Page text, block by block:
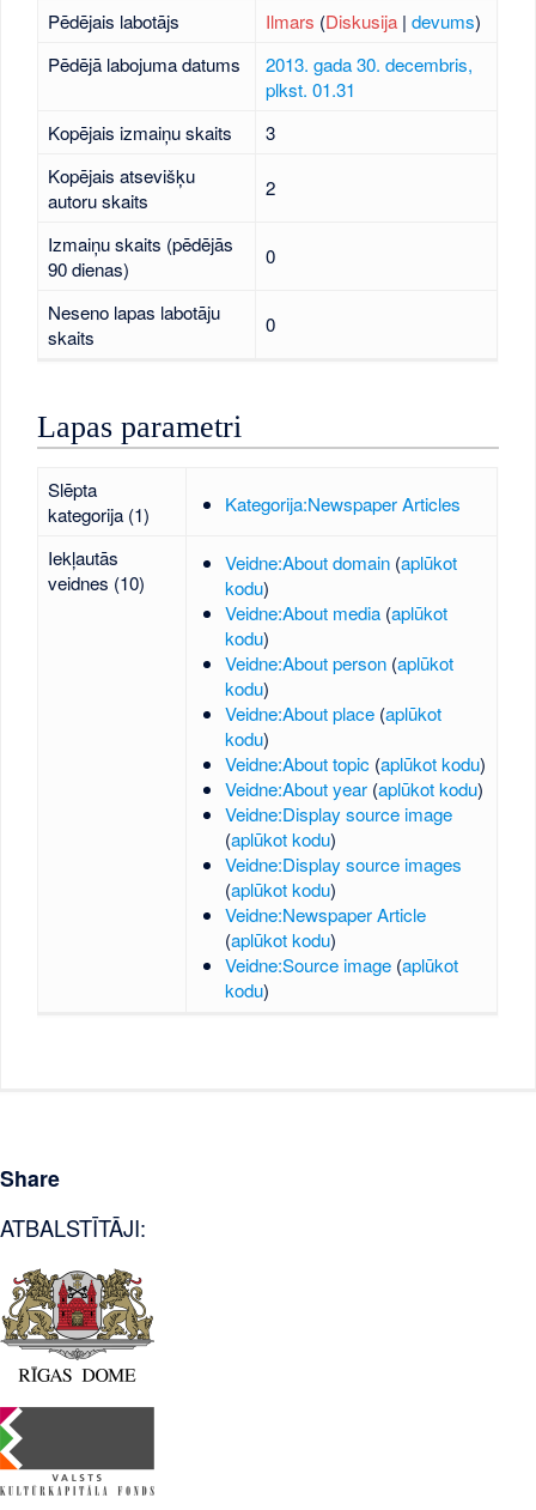
Pēdējais labotājs
Ilmars (Diskusija| devums)
Pēdējā labojuma datums
2013. gada 30. decembris,
plkst. 01.31
Kopējais izmaiņu skaits
3
Kopējais atsevišķu
autoru skaits
2
Izmaiņu skaits (pēdējās
90 dienas)
0
Neseno lapas labotāju
skaits
0
Lapas parametri
Slēpta
kategorija (1)
Kategorija:Newspaper Articles
Iekļautās
veidnes (10)
Veidne:About domain (aplūkot
kodu)
Veidne:About media (aplūkot
kodu)
Veidne:About person (aplūkot
kodu)
Veidne:About place (aplūkot
kodu)
Veidne:About topic (aplūkot kodu)
Veidne:About year (aplūkot kodu)
Veidne:Display source image
(aplūkot kodu)
Veidne:Display source images
(aplūkot kodu)
Veidne:Newspaper Article
(aplūkot kodu)
Veidne:Source image (aplūkot
kodu)
Share
ATBALSTĪTĀJI: